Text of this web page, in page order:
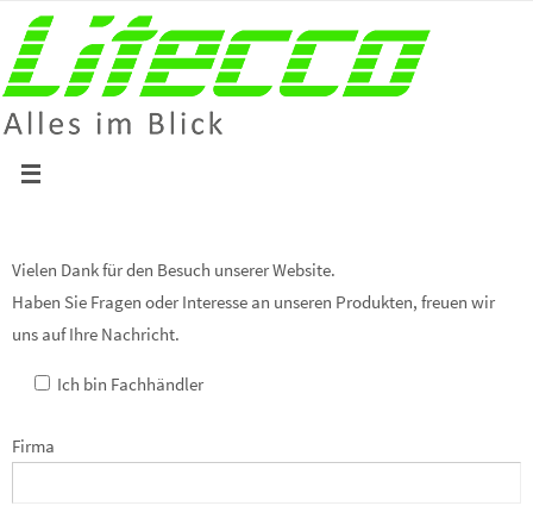
Inhalt
springen
Vielen Dank für den Besuch unserer Website.
Haben Sie Fragen oder Interesse an unseren Produkten, freuen wir
uns auf Ihre Nachricht.
Ich bin Fachhändler
Firma